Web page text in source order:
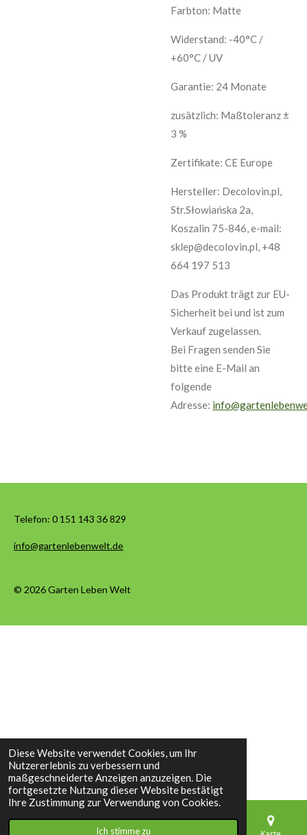
Diese Website verwendet Cookies, um Ihr
Nutzererlebnis zu verbessern und
maßgeschneiderte Anzeigen anzuzeigen. Die
fortgesetzte Nutzung dieser Website bestätigt
Ihre Zustimmung zur Verwendung von Cookies.
Ich stimme zu
Farbton: Matte
Widerstand: -40°C /
+60°C / UV
Garantie: 24 Monate
zusätzlich: Maßtoleranz ±
3 %
Zertifikate: CE Europe
Hersteller: Decolovin.pl,
Str.Słowiańska 2a,
Koszalin 75-846, e-mail:
sklep@decolovin.pl, +48
664 197 513
Das Produkt trägt zur EU-
Sicherheit bei und ist zum
Verkauf zugelassen.
Bei Fragen senden Sie
bitte eine E-Mail an
folgende
Adresse:
Telefon: 0 151 143 36 829
info@gartenlebenwelt.de
© 2026 Garten Leben Welt